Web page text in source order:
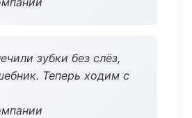
зубки без слёз,
Теперь ходим с